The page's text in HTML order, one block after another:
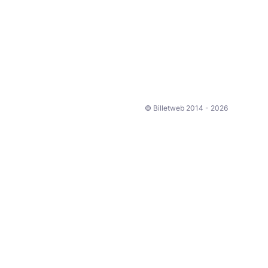
© Billetweb 2014 - 2026